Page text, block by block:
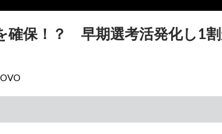
確保！？ 早期選考活発化し1
OVO